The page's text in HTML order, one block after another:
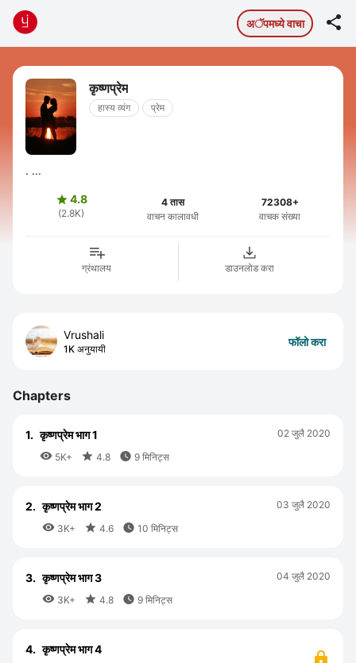
अॅपमध्ये वाचा 
कृष्णप्रेम
हास्य व्यंग प्रेम
. ...
4.8
(2.8K)
4 तास
वाचन कालावधी
72308+
वाचक संख्या
ग्रंथालय डाउनलोड करा
Vrushali
1K अनुयायी
फॉलो करा
Chapters
1. कृष्णप्रेम भाग 1
 5K+  4.8  9 मिनिट्स
02 जुलै 2020
2. कृष्णप्रेम भाग 2
 3K+  4.6  10 मिनिट्स
03 जुलै 2020
3. कृष्णप्रेम भाग 3
 3K+  4.8  9 मिनिट्स
04 जुलै 2020
4. कृष्णप्रेम भाग 4